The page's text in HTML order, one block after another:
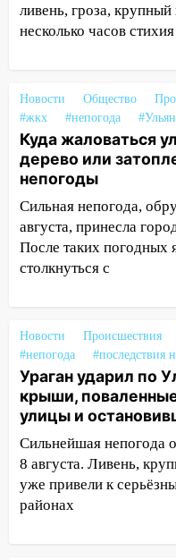
06:45
Ульяновске
05:18
Судьба
на 8 августа —
деньгами, а кого
встреча
04:47 В
ракетную
20:40
купить тракторы
19:34
В
состоялось
мероприятие,
празднованию
следствия
19:30
поддержать
на фестивале
18:11
ливень, гроза,
несколько часов стихия
Новости Общество
#жкх
#непогода
Куда жаловаться
дерево или
непогоды
Сильная непогода,
августа, принесла
После таких погодных
столкнуться с
Новости Происшествия
#непогода
#последствия
Ураган ударил по
крыши,
улицы и
Сильнейшая непогода
8 августа. Ливень,
уже привели к
районах